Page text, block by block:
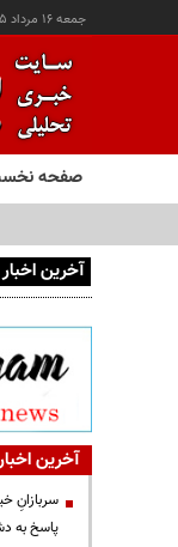
جمعه ۱۶ مرداد ۱۴۰۵
صفحه
آخرین اخبار
آخرین
سربازانِ
پاسخ به